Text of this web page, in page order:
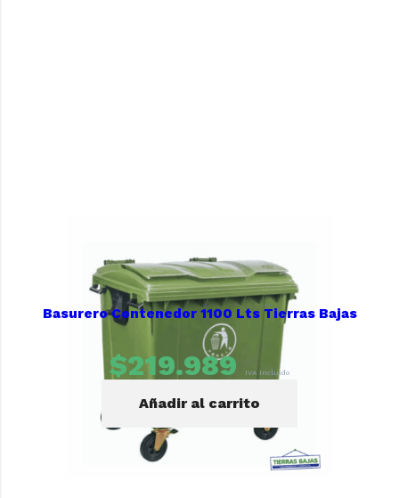
Basurero Contenedor 1100 Lts Tierras Bajas
$219.989 IVA Incluido
Añadir al carrito